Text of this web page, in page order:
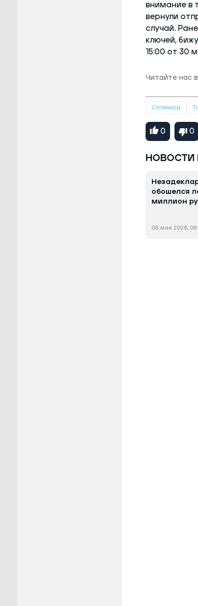
внимание в
вернули
случай.
ключей,
15:00 от 30
Читайте нас в
Салехард
0 0
НОВОСТИ
обошелся
миллион
08 мая 2026,